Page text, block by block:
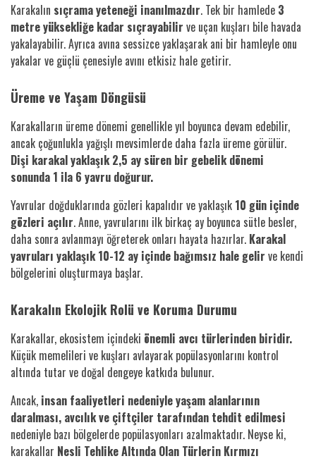
Karakalın sıçrama yeteneği inanılmazdır. Tek bir hamlede 3
metre yüksekliğe kadar sıçrayabilir ve uçan kuşları bile havada
yakalayabilir. Ayrıca avına sessizce yaklaşarak ani bir hamleyle onu
yakalar ve güçlü çenesiyle avını etkisiz hale getirir.
Üreme ve Yaşam Döngüsü
Karakalların üreme dönemi genellikle yıl boyunca devam edebilir,
ancak çoğunlukla yağışlı mevsimlerde daha fazla üreme görülür.
Dişi karakal yaklaşık 2,5 ay süren bir gebelik dönemi
sonunda 1 ila 6 yavru doğurur.
Yavrular doğduklarında gözleri kapalıdır ve yaklaşık 10 gün içinde
gözleri açılır. Anne, yavrularını ilk birkaç ay boyunca sütle besler,
daha sonra avlanmayı öğreterek onları hayata hazırlar. Karakal
yavruları yaklaşık 10-12 ay içinde bağımsız hale gelir ve kendi
bölgelerini oluşturmaya başlar.
Karakalın Ekolojik Rolü ve Koruma Durumu
Karakallar, ekosistem içindeki önemli avcı türlerinden biridir.
Küçük memelileri ve kuşları avlayarak popülasyonlarını kontrol
altında tutar ve doğal dengeye katkıda bulunur.
Ancak, insan faaliyetleri nedeniyle yaşam alanlarının
daralması, avcılık ve çiftçiler tarafından tehdit edilmesi
nedeniyle bazı bölgelerde popülasyonları azalmaktadır. Neyse ki,
karakallar Nesli Tehlike Altında Olan Türlerin Kırmızı